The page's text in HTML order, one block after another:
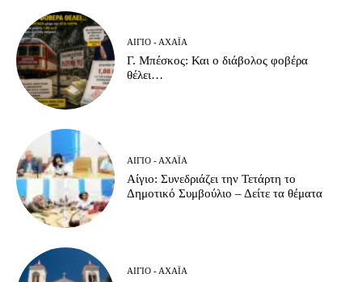
ΑΊΓΙΟ - ΑΧΑΪ́Α
Γ. Μπέσκος: Και ο διάβολος φοβέρα
θέλει…
ΑΊΓΙΟ - ΑΧΑΪ́Α
Αίγιο: Συνεδριάζει την Τετάρτη το
Δημοτικό Συμβούλιο – Δείτε τα θέματα
ΑΊΓΙΟ - ΑΧΑΪ́Α